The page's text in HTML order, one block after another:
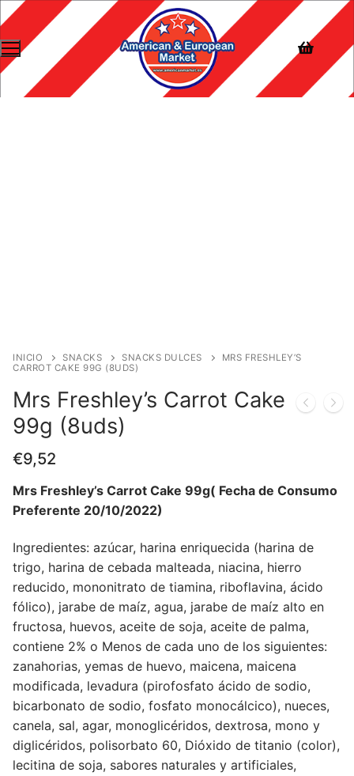
INICIO SNACKS SNACKS DULCES
MRS FRESHLEY’S
CARROT CAKE 99G (8UDS)
Mrs Freshley’s Carrot Cake
99g (8uds)
€9,52
Mrs Freshley’s Carrot Cake 99g( Fecha de Consumo
Preferente 20/10/2022)
Ingredientes: azúcar, harina enriquecida (harina de
trigo, harina de cebada malteada, niacina, hierro
reducido, mononitrato de tiamina, riboflavina, ácido
fólico), jarabe de maíz, agua, jarabe de maíz alto en
fructosa, huevos, aceite de soja, aceite de palma,
contiene 2% o Menos de cada uno de los siguientes:
zanahorias, yemas de huevo, maicena, maicena
modificada, levadura (pirofosfato ácido de sodio,
bicarbonato de sodio, fosfato monocálcico), nueces,
canela, sal, agar, monoglicéridos, dextrosa, mono y
diglicéridos, polisorbato 60, Dióxido de titanio (color),
lecitina de soja, sabores naturales y artificiales,